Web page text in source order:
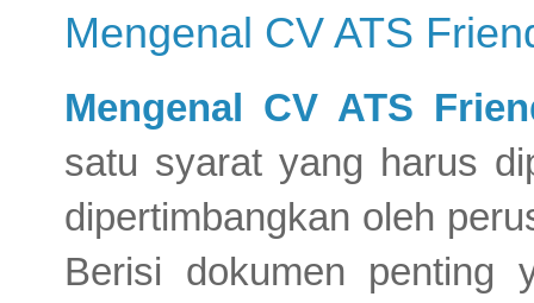
Mengenal CV ATS
Mengenal CV ATS
satu syarat yang harus
dipertimbangkan oleh
Berisi dokumen penting